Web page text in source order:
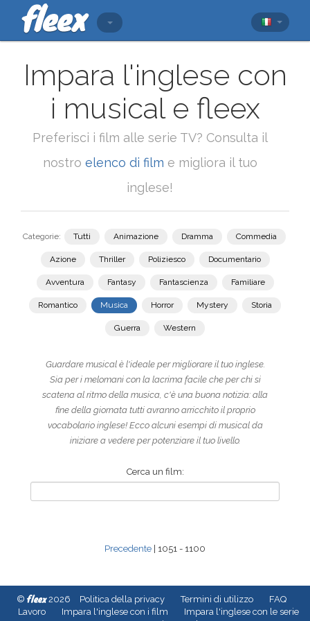
Impara l'inglese con
i musical e fleex
Preferisci i film alle serie TV? Consulta il
nostro elenco di film e migliora il tuo
inglese!
Categorie: Tutti Animazione Dramma Commedia
Azione Thriller Poliziesco Documentario
Avventura Fantasy Fantascienza Familiare
Romantico Musica Horror Mystery Storia
Guerra Western
Guardare musical è l'ideale per migliorare il tuo inglese.
Sia per i melomani con la lacrima facile che per chi si
scatena al ritmo della musica, c'è una buona notizia: alla
fine della giornata tutti avranno arricchito il proprio
vocabolario inglese! Ecco alcuni esempi di musical da
iniziare a vedere per potenziare il tuo livello.
Cerca un film:
Precedente | 1051 - 1100
© fleex2026 Politica della privacy Termini di utilizzo
FAQ
Lavoro
Impara l'inglese con i film
Impara l'inglese con le serie